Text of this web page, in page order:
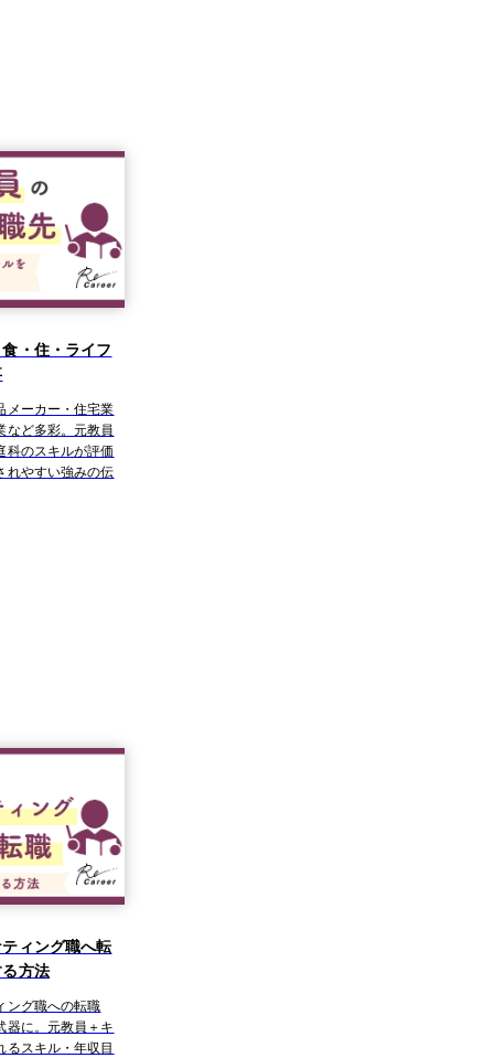
・住・ライフ
メーカー・住宅業
など多彩。元教員
科のスキルが評価
れやすい強みの伝
ィング職へ転
方法
ング職への転職
器に。元教員＋キ
るスキル・年収目